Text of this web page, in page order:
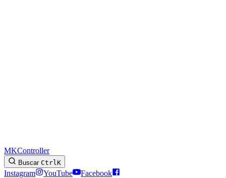
MKController
Buscar CtrlK
Instagram YouTube
Facebook